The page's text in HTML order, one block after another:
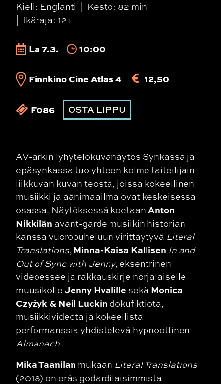
Kieli: Englanti
Kesto: 82 min
Ikäraja: 12+
La 7.3. 10:00
Finnkino Cine Atlas 4 12,50
F086 OSTA LIPPU
AV-arkin lyhytelokuvanäytös Synkassa ja
epäsynkassa tuo yhteen kolme taiteilijain
liikkuvan kuvan teosta, joissa kokeellinen
musiikki ja äänimaailma ovat keskeisessä
osassa. Näytöksessä koetaan Anton
Nikkilän avant-garde musiikin historian
kanssa vuoropuheluun virittäytyvä Literal
Translations, Minna-Kaisa Kallisen In and
Out of Sync with Jenny, eksentrinen
videoessee ja rakkauskirje norjalaiselle
muusikolle Jenny Hvalille sekä Monica
Czyżyk & Neil Luckin dokufiktiota,
musiikkivideota ja kokeellista
performanssia yhdistelevä hypnoottinen
Almanach.
Mika Taanilan mukaan Literal Translations
(2018) on eräs godardilaisimmista